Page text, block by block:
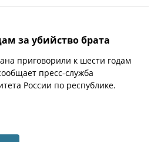
за убийство брата
приговорили к шести годам
пресс-служба
России по республике.